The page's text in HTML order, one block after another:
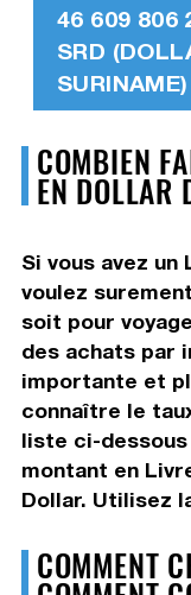
46 609 806
SRD
SURINAME)
COMBIEN
EN DOLLAR
Si vous avez un
voulez
soit pour
des achats par
importante et
connaître le
liste ci-dessous
montant en
Dollar. Utilisez
COMMENT